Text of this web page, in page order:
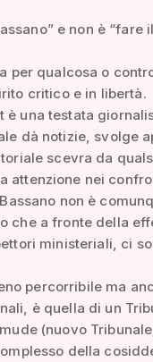
e non è
per qualcosa o
critico e in libertà.
è una testata
dà notizie, svolge
scevra da
attenzione nei
non è
che a fronte della
ministeriali, ci
percorribile ma
è quella di un
(nuovo
della